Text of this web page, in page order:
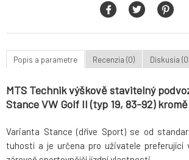
Popis a parametre Recenzia (0) Diskusia
MTS Technik výškově stavitelný
Stance VW Golf II (typ 19, 83-92)
Varianta Stance (dříve Sport) se od
tuhostí a je určena pro uživatele preferující